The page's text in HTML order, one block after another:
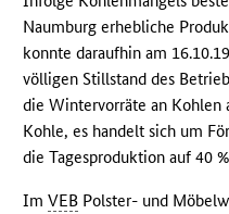
Naumburg erhebliche
konnte daraufhin am
völligen Stillstand des
die Wintervorräte an
Kohle, es handelt sich um
die Tagesproduktion auf 40
ImVEB Polster- und